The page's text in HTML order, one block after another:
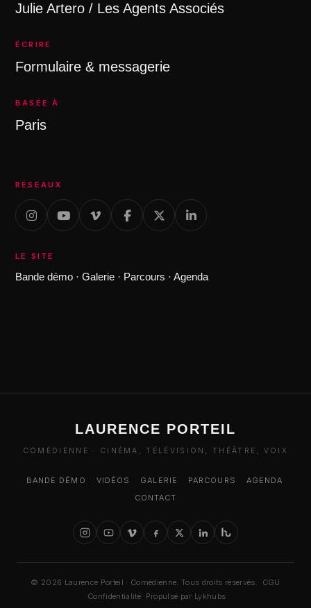
Julie Artero / Les Agents Associés
ÉCRIRE
Formulaire & messagerie
BASÉE À
Paris
RÉSEAUX
LE SITE
Bande démo · Galerie · Parcours · Agenda
LAURENCE PORTEIL
COMÉDIENNE · CINÉMA, TÉLÉVISION, THÉÂTRE, VOIX
BANDE DÉMO VIDÉOS GALERIE PARCOURS AGENDA
CONTACT
© 2026 Laurence Porteil · Comédienne. Tous droits réservés.
CGU
Confidentialité Propulsé par Lykhubs